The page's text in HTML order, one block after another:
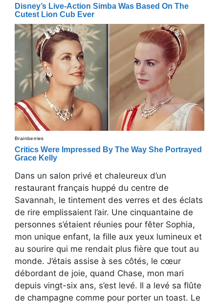
Dans un salon privé et chaleureux d’un
restaurant français huppé du centre de
Savannah, le tintement des verres et des éclats
de rire emplissaient l’air. Une cinquantaine de
personnes s’étaient réunies pour fêter Sophia,
mon unique enfant, la fille aux yeux lumineux et
au sourire qui me rendait plus fière que tout au
monde. J’étais assise à ses côtés, le cœur
débordant de joie, quand Chase, mon mari
depuis vingt-six ans, s’est levé. Il a levé sa flûte
de champagne comme pour porter un toast. Le